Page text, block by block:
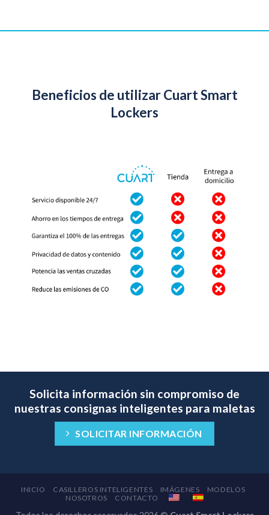
Beneficios de utilizar Cuart Smart
Lockers
Solicita información sin compromiso de
nuestras consignas inteligentes para maletas
SOLICITAR INFORMACIÓN
INICIO CASILLEROS INTELIGENTES IMÁGENES
MODELOS
NOSOTROS
CONTACTO